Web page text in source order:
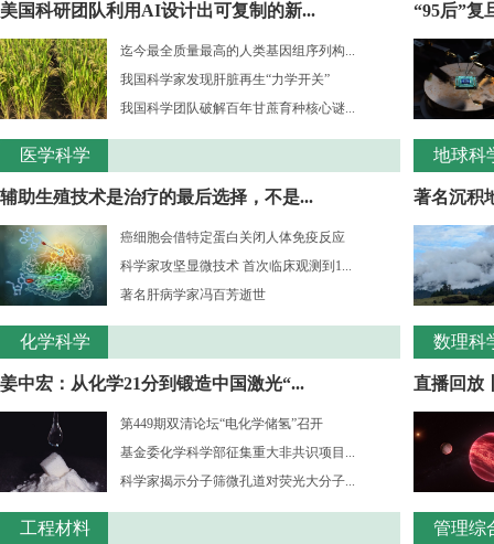
美国科研团队利用AI设计出可复制的新...
迄今最全质量最高的人类基因组序列构...
我国科学家发现肝脏再生“力学开关”
我国科学团队破解百年甘蔗育种核心谜...
医学科学
辅助生殖技术是治疗的最后选择，不是...
癌细胞会借特定蛋白关闭人体免疫反应
科学家攻坚显微技术 首次临床观测到1...
著名肝病学家冯百芳逝世
化学科学
姜中宏：从化学21分到锻造中国激光“...
第449期双清论坛“电化学储氢”召开
基金委化学科学部征集重大非共识项目...
科学家揭示分子筛微孔道对荧光大分子...
工程材料
“95后”复
地球科
著名沉积
数理科
直播回放
管理综